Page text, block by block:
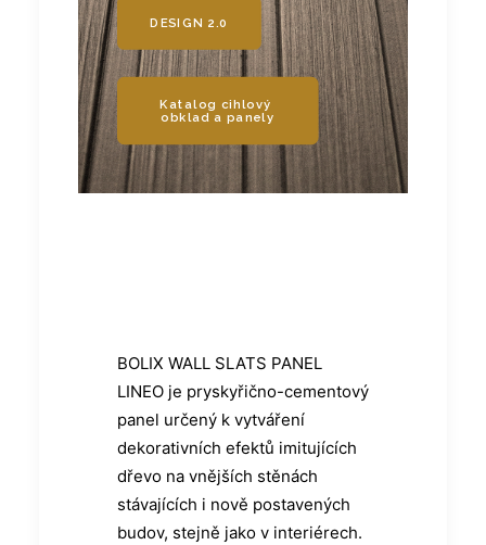
DESIGN 2.0
Katalog cihlový
obklad a panely
BOLIX WALL SLATS PANEL
LINEO je pryskyřično-cementový
panel určený k vytváření
dekorativních efektů imitujících
dřevo na vnějších stěnách
stávajících i nově postavených
budov, stejně jako v interiérech.